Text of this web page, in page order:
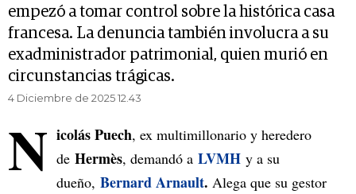
empezó a tomar control sobre la histórica casa
francesa. La denuncia también involucra a su
exadministrador patrimonial, quien murió en
circunstancias trágicas.
4 Diciembre de 2025 12.43
N icolás Puech, ex multimillonario y heredero
de Hermès, demandó a LVMH y a su
dueño, Bernard Arnault. Alega que su gestor